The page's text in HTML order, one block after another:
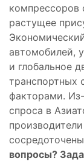
компрессоров
растущее
автомобилей,
и глобальное
транспортных
факторами.
спроса в
вопросы?